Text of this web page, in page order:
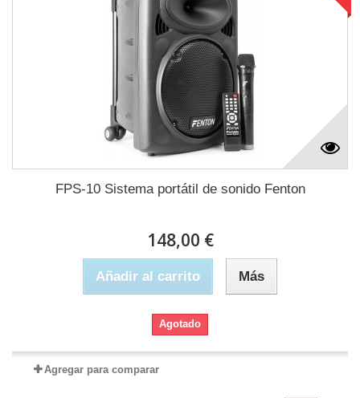
FPS-10 Sistema portátil de sonido Fenton
148,00 €
Añadir al carrito Más
Agotado
Agregar para comparar